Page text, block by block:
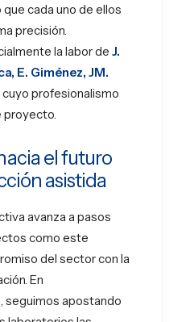
cada uno de ellos
precisión.
la labor de J.
E. Giménez, JM.
, cuyo profesionalismo
proyecto.
el futuro
asistida
avanza a pasos
como este
del sector con la
En
, seguimos apostando